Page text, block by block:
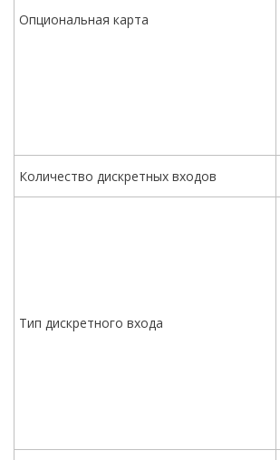
Опциональная карта
Количество дискретных входов
Тип дискретного входа